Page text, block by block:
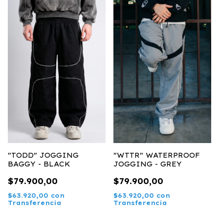
"TODD" JOGGING
BAGGY - BLACK
$79.900,00
$63.920,00 con
Transferencia
"WTTR" WATERPROOF
JOGGING - GREY
$79.900,00
$63.920,00 con
Transferencia